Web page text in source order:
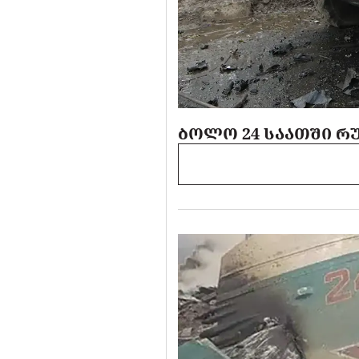
ᲑᲝᲚᲝ 24 ᲡᲐᲐᲗᲨᲘ